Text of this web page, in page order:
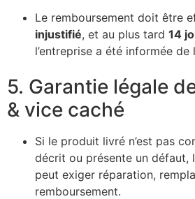
Le remboursement doit être
injustifié, et au plus tard 14
l’entreprise a été informée
5. Garantie légale
& vice caché
Si le produit livré n’est pas
décrit ou présente un défaut,
peut exiger réparation,
remboursement.